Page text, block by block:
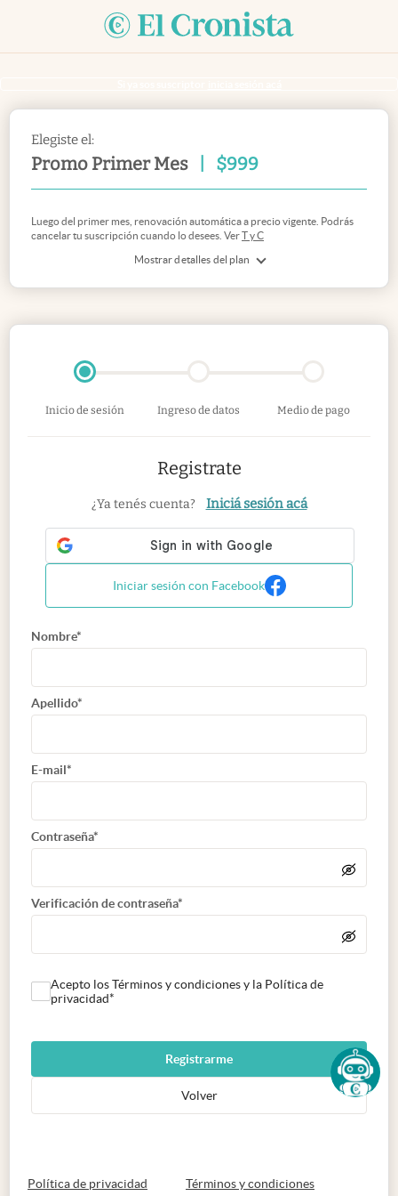
Elegiste el:
Promo Primer Mes $999
Mostrar detalles del plan
Luego del primer mes, renovación automática a precio vigente. Podrás
cancelar tu suscripción cuando lo desees. VerT y C
Inicio de sesión Ingreso de datos Medio de pago
Registrate
¿Ya tenés cuenta? Iniciá sesión acá
Iniciar sesión con Facebook
Nombre*
Apellido*
E-mail*
Contraseña*
Verificación de contraseña*
Acepto los Términos y condiciones y la Política de
privacidad*
Registrarme
Volver
Política de privacidad abre en nueva pestaña
Términos y condicionesabre en nueva